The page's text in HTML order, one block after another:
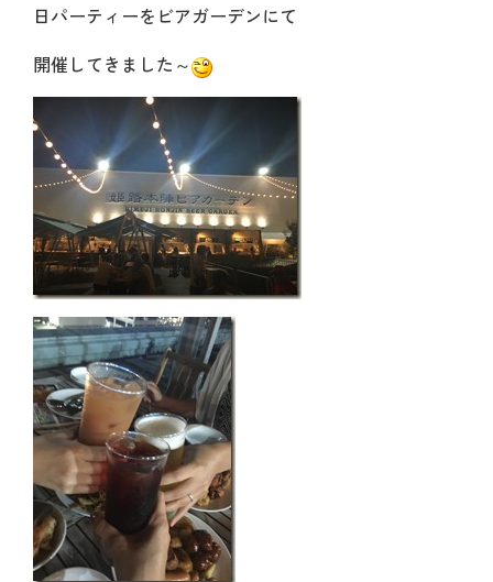
日パーティーをビアガーデンにて
開催してきました～